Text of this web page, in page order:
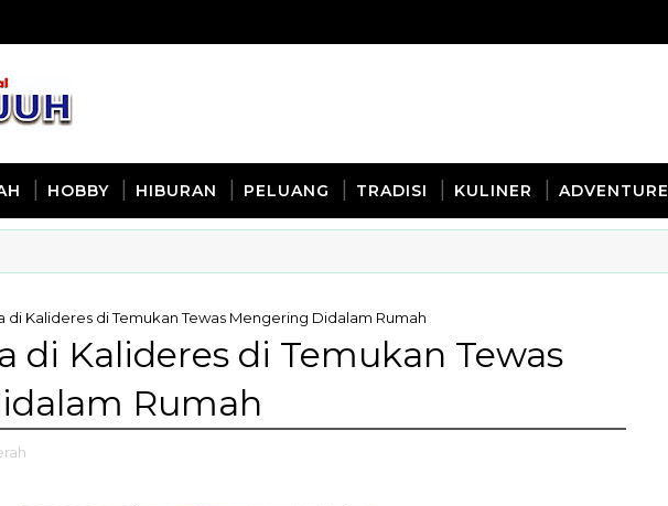
HOBBY HIBURAN PELUANG TRADISI KULINER ADVENTURE
di Kalideres di Temukan Tewas Mengering Didalam Rumah
di Kalideres di Temukan Tewas
Rumah